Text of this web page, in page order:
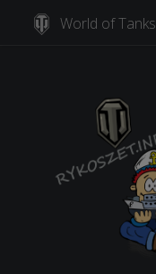
Skip to content
World of Tanks